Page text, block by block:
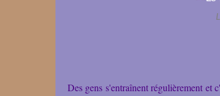
Des gens s'entraînent régulièrement et